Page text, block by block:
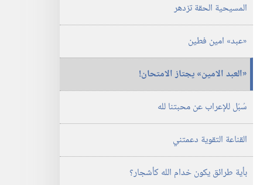
مارس‏
المسيحية الحقة تزدهر
‏«عبد» امين فطين
‏«العبد الامين» يجتاز الامتحان!‏
سُبُل للإعراب عن محبتنا لله
القناعة التقوية دعمتني
بأية طرائق يكون خدام الله كأشجار؟‏